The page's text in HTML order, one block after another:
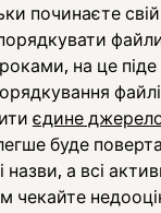
починаєте
на це піде
єдине
буде
назви, а всі
чекайте